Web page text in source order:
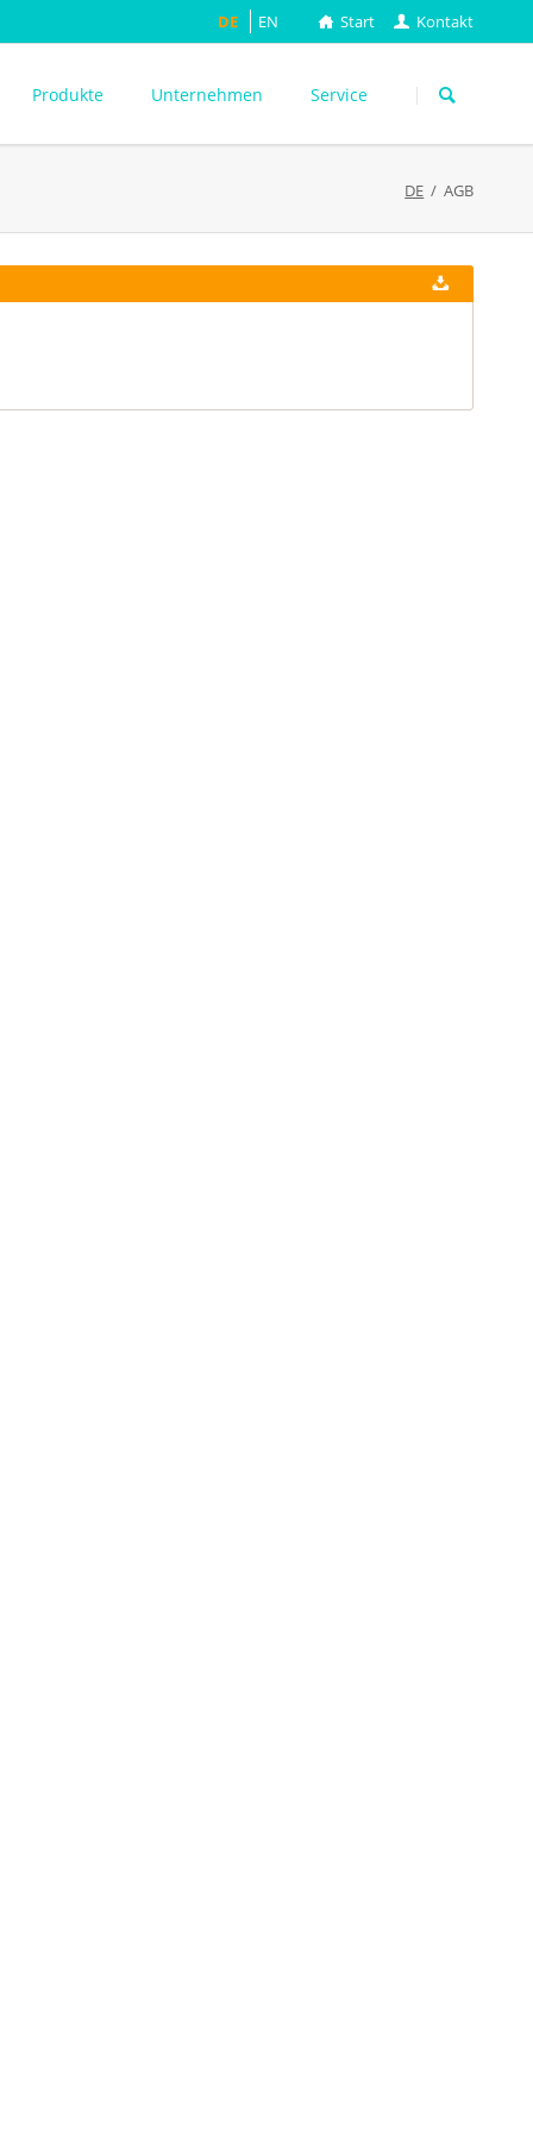
Start Kontakt
DE EN
überspringen
Produkte
DIN EN
FEFCO
ISO
Unternehmen Service
DE AGB